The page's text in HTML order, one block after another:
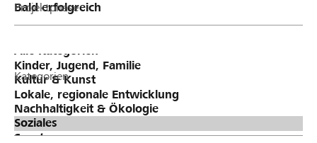
Projektphase
Kategorien